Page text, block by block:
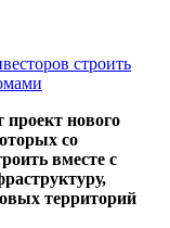
строить
нового
со
вместе с
территорий